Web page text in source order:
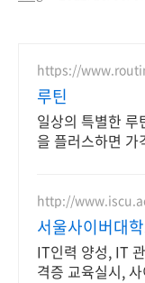
https://
루틴
일상의 특별한 루
을 플러스하면 가
http://
서울사이버대
2026 가을학기
IT인력 양성, IT
격증 교육실시,